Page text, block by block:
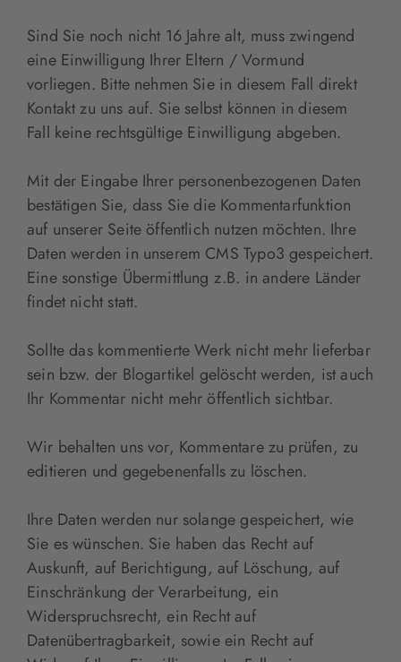
Sind Sie noch nicht 16 Jahre alt, muss zwingend
eine Einwilligung Ihrer Eltern / Vormund
vorliegen. Bitte nehmen Sie in diesem Fall direkt
Kontakt zu uns auf. Sie selbst können in diesem
Fall keine rechtsgültige Einwilligung abgeben.
Mit der Eingabe Ihrer personenbezogenen Daten
bestätigen Sie, dass Sie die Kommentarfunktion
auf unserer Seite öffentlich nutzen möchten. Ihre
Daten werden in unserem CMS Typo3 gespeichert.
Eine sonstige Übermittlung z.B. in andere Länder
findet nicht statt.
Sollte das kommentierte Werk nicht mehr lieferbar
sein bzw. der Blogartikel gelöscht werden, ist auch
Ihr Kommentar nicht mehr öffentlich sichtbar.
Wir behalten uns vor, Kommentare zu prüfen, zu
editieren und gegebenenfalls zu löschen.
Ihre Daten werden nur solange gespeichert, wie
Sie es wünschen. Sie haben das Recht auf
Auskunft, auf Berichtigung, auf Löschung, auf
Einschränkung der Verarbeitung, ein
Widerspruchsrecht, ein Recht auf
Datenübertragbarkeit, sowie ein Recht auf